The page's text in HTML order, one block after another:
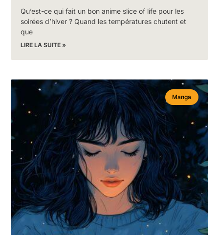
Qu’est-ce qui fait un bon anime slice of life pour les
soirées d’hiver ? Quand les températures chutent et
que
LIRE LA SUITE »
Manga